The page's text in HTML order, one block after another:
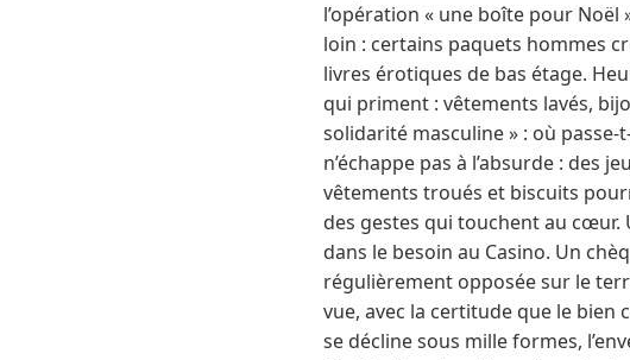
l’opération « une boîte pour Noël
loin : certains paquets hommes
livres érotiques de bas étage.
qui priment : vêtements lavés,
solidarité masculine » : où passe-
n’échappe pas à l’absurde : des
vêtements troués et biscuits
des gestes qui touchent au cœur.
dans le besoin au Casino. Un
régulièrement opposée sur le
vue, avec la certitude que le bien
se décline sous mille formes,